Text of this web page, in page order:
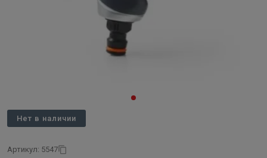
Нет в наличии
Артикул: 5547